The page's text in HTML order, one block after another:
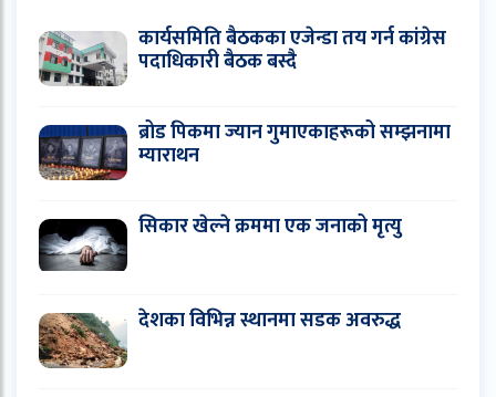
कार्यसमिति बैठकका एजेन्डा तय गर्न कांग्रेस
पदाधिकारी बैठक बस्दै
ब्रोड पिकमा ज्यान गुमाएकाहरूको सम्झनामा
म्याराथन
सिकार खेल्ने क्रममा एक जनाको मृत्यु
देशका विभिन्न स्थानमा सडक अवरुद्ध